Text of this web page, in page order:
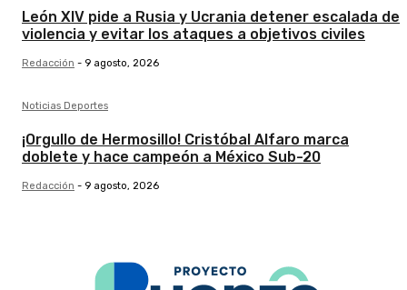
León XIV pide a Rusia y Ucrania detener escalada de
violencia y evitar los ataques a objetivos civiles
Redacción - 9 agosto, 2026
Noticias Deportes
¡Orgullo de Hermosillo! Cristóbal Alfaro marca
doblete y hace campeón a México Sub-20
Redacción - 9 agosto, 2026